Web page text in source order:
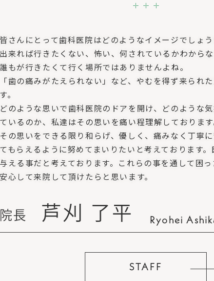
皆さんにとって歯科医院はどのようなイメージでしょう
出来れば行きたくない、怖い、何されているかわからな
誰もが行きたくて行く場所ではありませんよね。
「歯の痛みがたえられない」など、やむを得ず来られ
す。
どのような思いで歯科医院のドアを開け、どのような
ているのか、私達はその思いを痛い程理解しております
その思いをできる限り和らげ、優しく、痛みなく丁寧
てもらえるように努めてまいりたいと考えております
与える事だと考えております。これらの事を通して困
安心して来院して頂けたらと思います。
院長 芦刈 了平 Ryohei
STAFF